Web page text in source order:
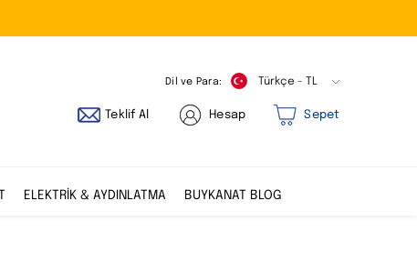
Dil ve Para: Türkçe - TL
Teklif Al Hesap Sepet
ELEKTRİK & AYDINLATMA BUYKANAT BLOG